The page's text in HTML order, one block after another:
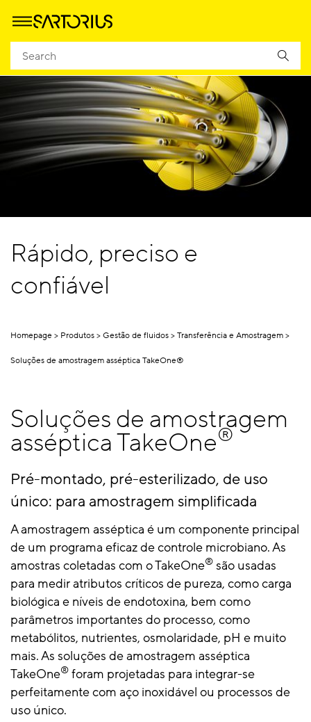
Rápido, preciso e
confiável
Homepage Produtos Gestão de fluidos Transferência e Amostragem
Soluções de amostragem asséptica TakeOne®
Soluções de amostragem
asséptica TakeOne®
Pré-montado, pré-esterilizado, de uso
único: para amostragem simplificada
A amostragem asséptica é um componente principal
de um programa eficaz de controle microbiano. As
amostras coletadas com o TakeOne® são usadas
para medir atributos críticos de pureza, como carga
biológica e níveis de endotoxina, bem como
parâmetros importantes do processo, como
metabólitos, nutrientes, osmolaridade, pH e muito
mais. As soluções de amostragem asséptica
TakeOne® foram projetadas para integrar-se
perfeitamente com aço inoxidável ou processos de
uso único.